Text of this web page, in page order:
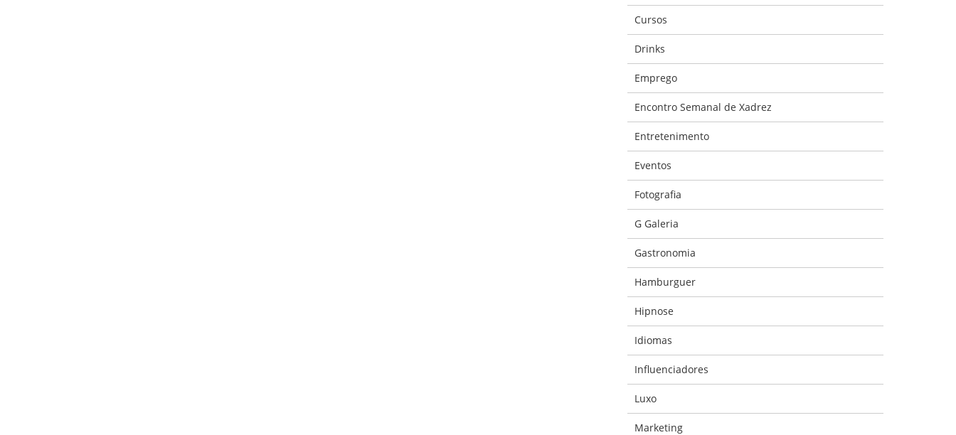
Cursos
Drinks
Emprego
Encontro Semanal de Xadrez
Entretenimento
Eventos
Fotografia
G Galeria
Gastronomia
Hamburguer
Hipnose
Idiomas
Influenciadores
Luxo
Marketing